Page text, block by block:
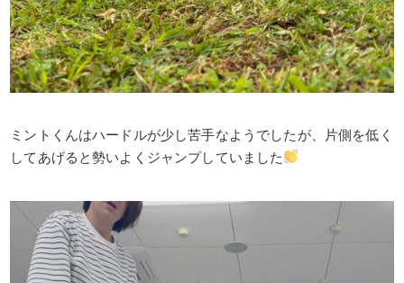
ミントくんはハードルが少し苦手なようでしたが、片側を低く
してあげると勢いよくジャンプしていました